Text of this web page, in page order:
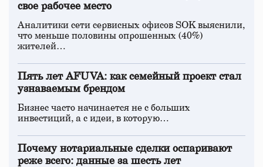
свое рабочее место
Аналитики сети сервисных офисов SOK выяснили,
что меньше половины опрошенных (40%)
жителей…
Пять лет AFUVA: как семейный проект стал
узнаваемым брендом
Бизнес часто начинается не с больших
инвестиций, а с идеи, в которую…
Почему нотариальные сделки оспаривают
реже всего: данные за шесть лет